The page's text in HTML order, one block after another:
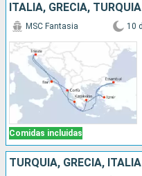
ITALIA, GRECIA, TURQUÍA
Comidas incluidas
MSC Fantasia 10 d
TURQUÍA, GRECIA, ITALIA